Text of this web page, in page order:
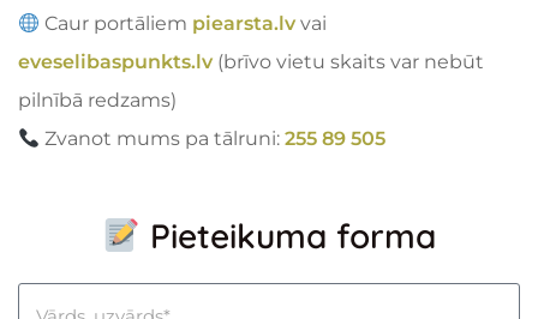
Caur portāliem piearsta.lv vai
eveselibaspunkts.lv (brīvo vietu skaits var nebūt
pilnībā redzams)
Zvanot mums pa tālruni:255 89 505
Pieteikuma forma